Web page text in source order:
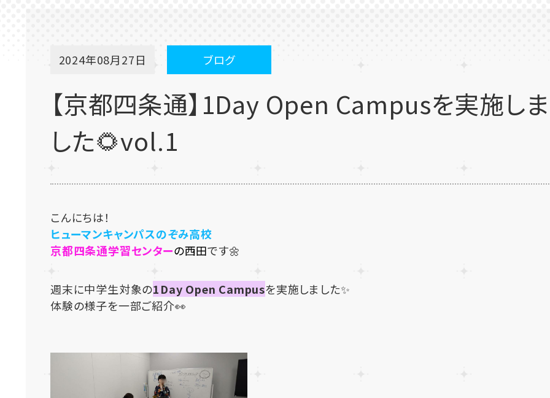
2024年08月27日 ブログ
【京都四条通】1Day Open Campusを実施しま
した🌻vol.1
こんにちは！
ヒューマンキャンパスのぞみ高校
京都四条通学習センターの西田です🌼
週末に中学生対象の1Day Open Campusを実施しました✨
体験の様子を一部ご紹介👀